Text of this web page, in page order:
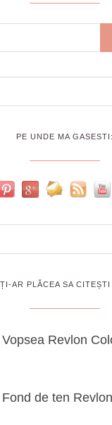
PE UNDE MA GASESTI:
ȚI-AR PLĂCEA SA CITEȘTI
Revlon
de ten